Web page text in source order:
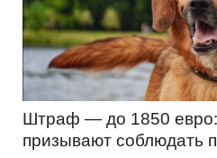
Штраф — до 1850 евро:
призывают соблюдать